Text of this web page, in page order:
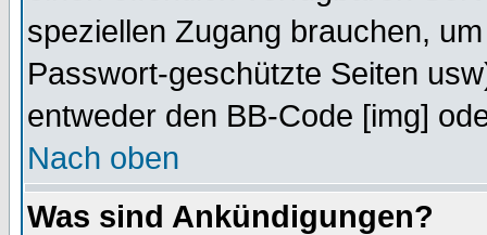
speziellen Zugang brauchen,
Passwort-geschützte Seiten
entweder den BB-Code [img]
Nach oben
Was sind Ankündigungen?